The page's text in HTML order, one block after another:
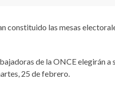
constituido las mesas
de la ONCE elegirán a
25 de febrero.